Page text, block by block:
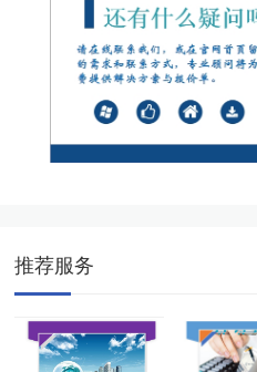
推荐服务